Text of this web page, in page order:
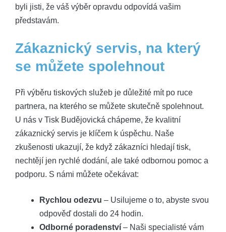
byli jisti, že váš výběr opravdu odpovídá vašim
představám.
Zákaznický servis, na který
se můžete spolehnout
Při výběru tiskových služeb je důležité mít po ruce
partnera, na kterého se můžete skutečně spolehnout.
U nás v Tisk Budějovická chápeme, že kvalitní
zákaznický servis je klíčem k úspěchu. Naše
zkušenosti ukazují, že když zákazníci hledají tisk,
nechtějí jen rychlé dodání, ale také odbornou pomoc a
podporu. S námi můžete očekávat:
Rychlou odezvu – Usilujeme o to, abyste svou
odpověď dostali do 24 hodin.
Odborné poradenství – Naši specialisté vám